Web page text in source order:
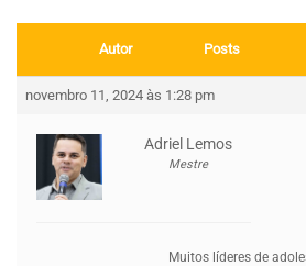
Autor Posts
novembro 11, 2024 às 1:28 pm
Adriel Lemos
Mestre
Muitos líderes de